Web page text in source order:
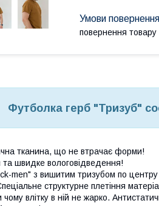
повернення товару
Футболка герб "Тризуб"
тканина, що не втрачає форми!
швидке вологовідведення!
men" з вишитим тризубом по
структурне плетіння
влітку в ній не жарко.